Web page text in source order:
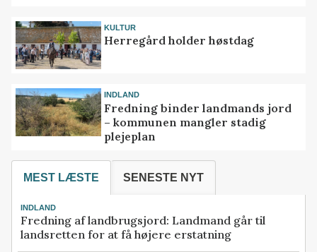
KULTUR
Herregård holder høstdag
INDLAND
Fredning binder landmands jord
– kommunen mangler stadig
plejeplan
MEST LÆSTE SENESTE NYT
INDLAND
Fredning af landbrugsjord: Landmand går til
landsretten for at få højere erstatning